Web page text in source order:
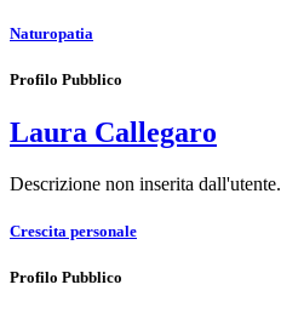
Naturopatia
Profilo Pubblico
Laura Callegaro
Descrizione non inserita dall'utente.
Crescita personale
Profilo Pubblico